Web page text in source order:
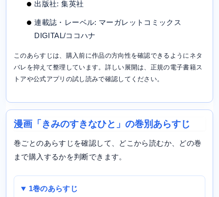
出版社: 集英社
連載誌・レーベル: マーガレットコミックス
DIGITAL/ココハナ
このあらすじは、購入前に作品の方向性を確認できるようにネタ
バレを抑えて整理しています。詳しい展開は、正規の電子書籍ス
トアや公式アプリの試し読みで確認してください。
漫画「きみのすきなひと」の巻別あらすじ
巻ごとのあらすじを確認して、どこから読むか、どの巻
まで購入するかを判断できます。
1巻のあらすじ